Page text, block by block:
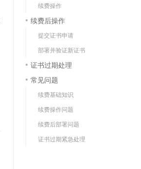
续费操作
续费后操作
提交证书申请
部署并验证新证书
证书过期处理
常见问题
续费基础知识
续费操作问题
续费后部署问题
证书过期紧急处理
多模态内容创作工具，已接入 DeepSeek
与 AI 智能体进行实时音视频通话
构建大模型应用的安全防护体系
AI 应用及服务市场
自然语言处理
数据标注